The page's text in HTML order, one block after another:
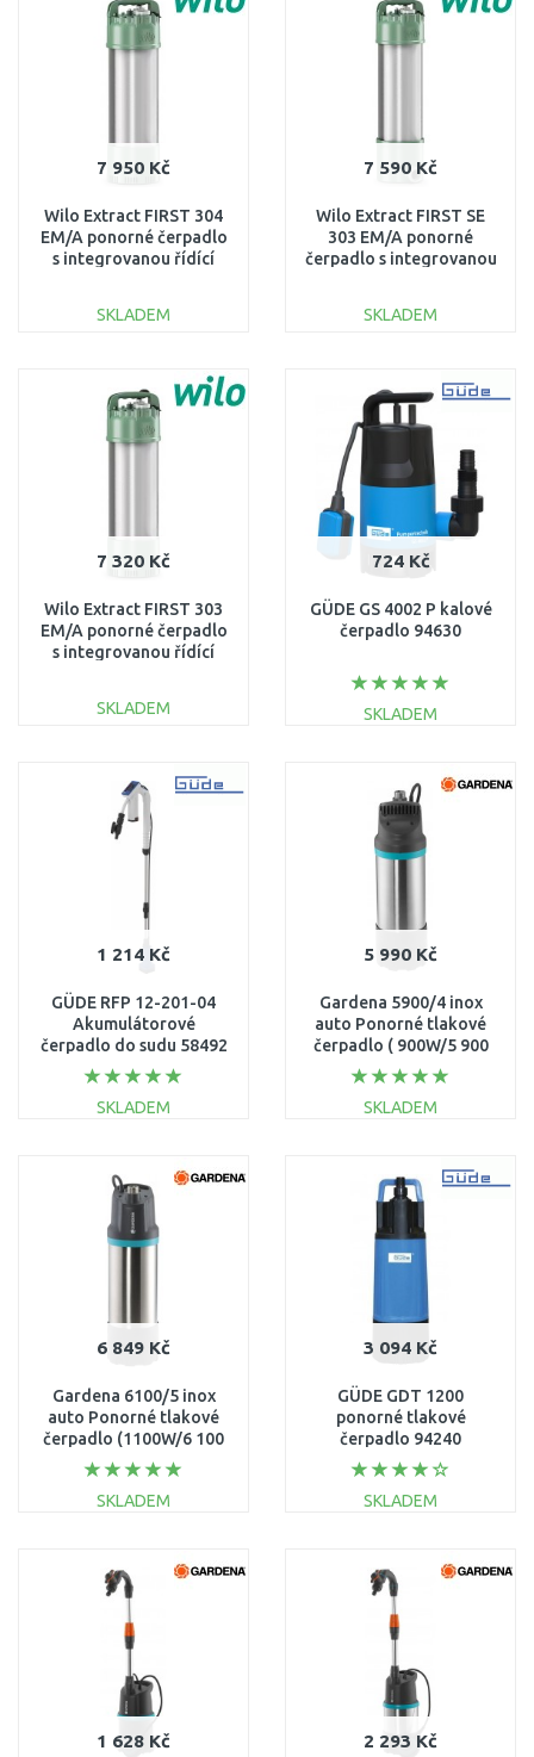
7 950 Kč
Wilo Extract FIRST 304
EM/A ponorné čerpadlo
s integrovanou řídící
SKLADEM
Porovnat
7 590 Kč
Wilo Extract FIRST SE
303 EM/A ponorné
čerpadlo s integrovanou
SKLADEM
Porovnat
7 320 Kč
Wilo Extract FIRST 303
EM/A ponorné čerpadlo
s integrovanou řídící
SKLADEM
Porovnat
724 Kč
GÜDE GS 4002 P kalové
čerpadlo 94630
SKLADEM
Porovnat
1 214 Kč
GÜDE RFP 12-201-04
Akumulátorové
čerpadlo do sudu 58492
SKLADEM
Porovnat
5 990 Kč
Gardena 5900/4 inox
auto Ponorné tlakové
čerpadlo ( 900W/5 900
l/h) 1771-20
SKLADEM
Porovnat
6 849 Kč
Gardena 6100/5 inox
auto Ponorné tlakové
čerpadlo (1100W/6 100
l/h) 1773-20
SKLADEM
Porovnat
3 094 Kč
GÜDE GDT 1200
ponorné tlakové
čerpadlo 94240
SKLADEM
Porovnat
1 628 Kč 2 293 Kč